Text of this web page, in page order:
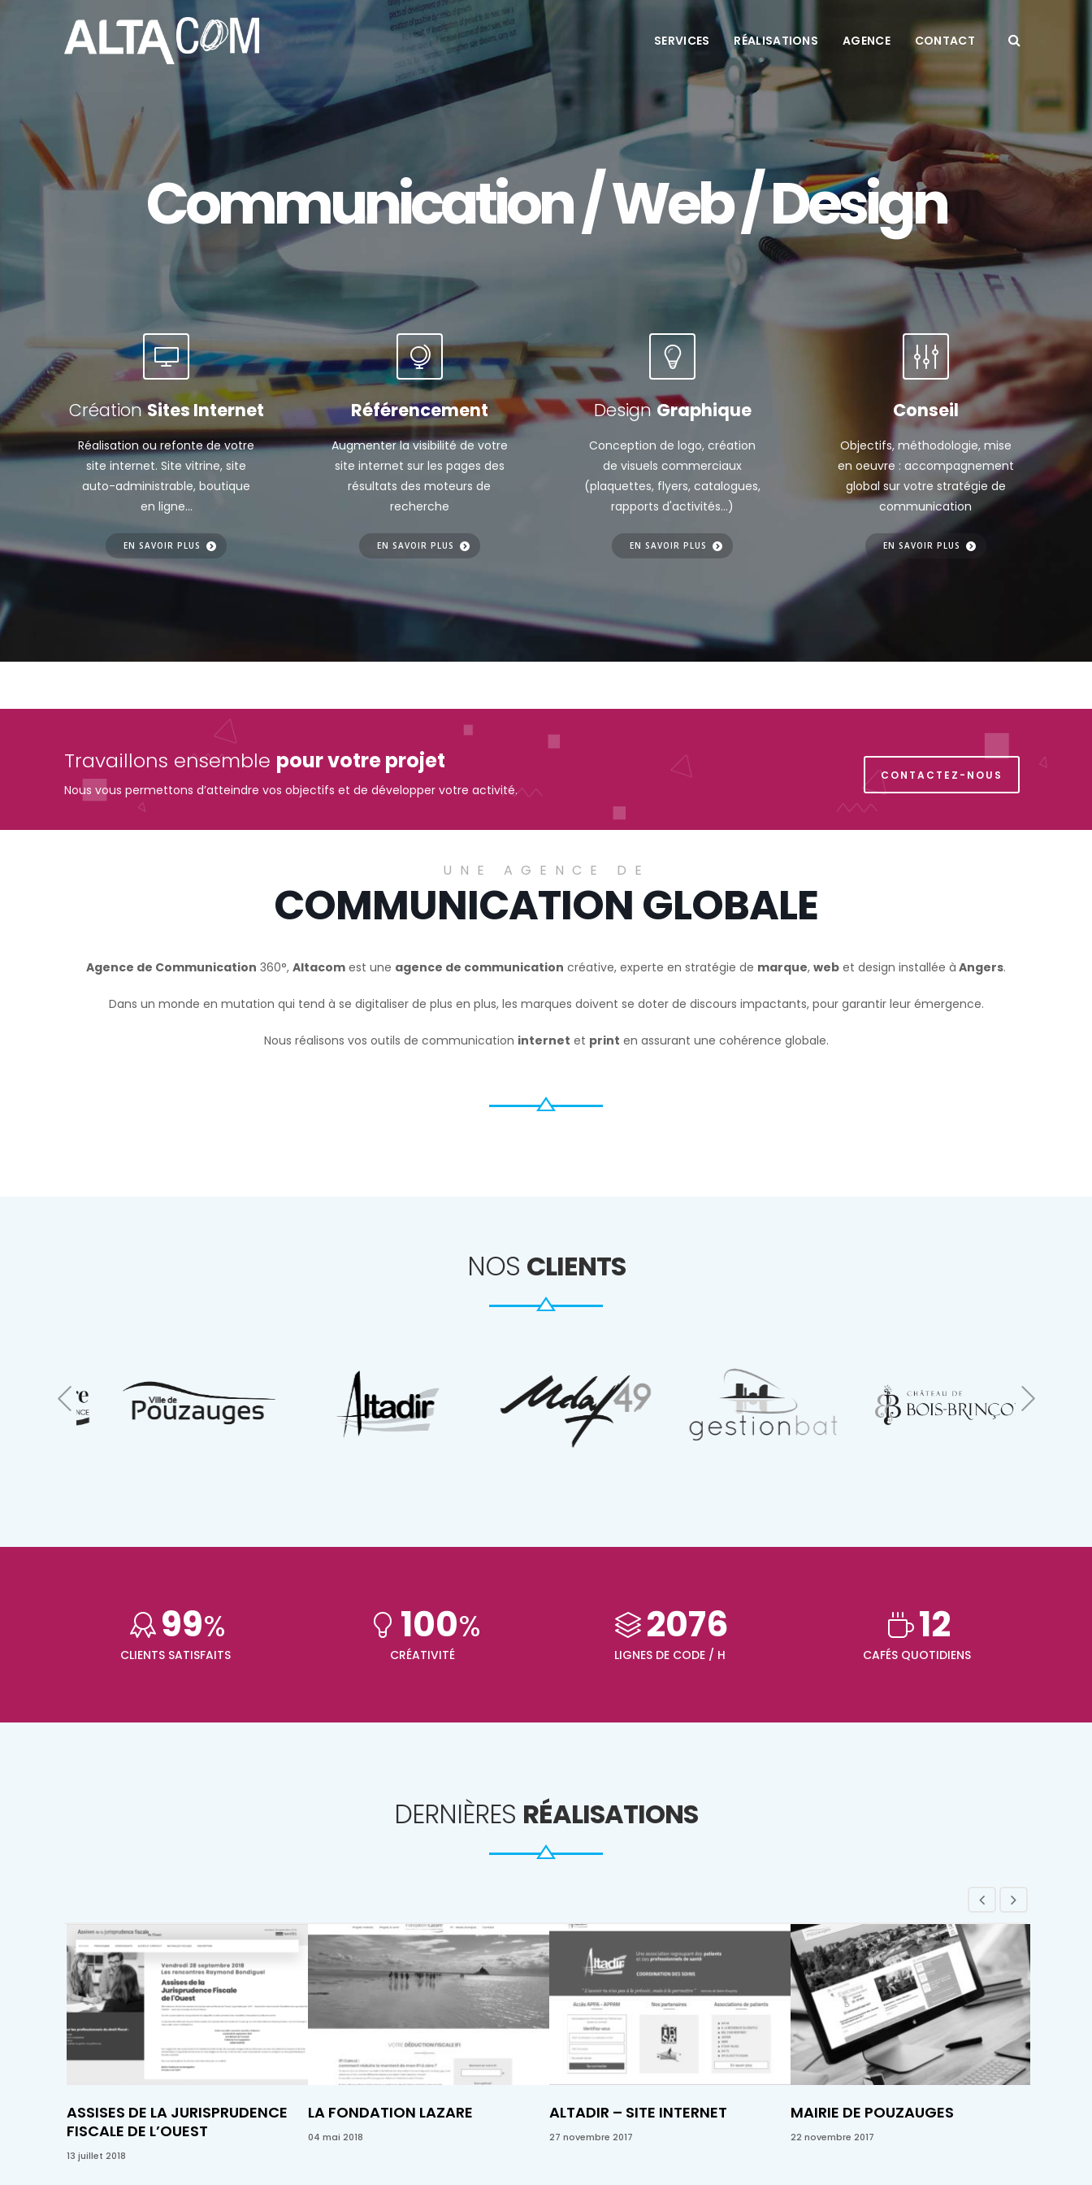
SERVICES RÉALISATIONS AGENCE CONTACT
Communication / Web / Design
CréationSites Internet
Réalisation ou refonte de votre
site internet. Site vitrine, site
auto-administrable, boutique
en ligne...
EN SAVOIR PLUS
Référencement
Augmenter la visibilité de votre
site internet sur les pages des
résultats des moteurs de
recherche
EN SAVOIR PLUS
Design Graphique
Conception de logo, création
de visuels commerciaux
(plaquettes, flyers, catalogues,
rapports d'activités...)
EN SAVOIR PLUS
Conseil
Objectifs, méthodologie, mise
en oeuvre : accompagnement
global sur votre stratégie de
communication
EN SAVOIR PLUS
Travaillons ensemble pour votre projet
Nous vous permettons d’atteindre vos objectifs et de développer votre activité.
CONTACTEZ-NOUS
UNE AGENCE DE
COMMUNICATION GLOBALE
Agence de Communication 360°, Altacom est une agence de communication créative, experte en stratégie de marque, web et design installée à Angers.
Dans un monde en mutation qui tend à se digitaliser de plus en plus, les marques doivent se doter de discours impactants, pour garantir leur émergence.
Nous réalisons vos outils de communication internet et print en assurant une cohérence globale.
NOS CLIENTS
99%
CLIENTS SATISFAITS
100%
CRÉATIVITÉ
2076
LIGNES DE CODE / H
12
CAFÉS QUOTIDIENS
DERNIÈRES RÉALISATIONS
ASSISES DE LA JURISPRUDENCE
FISCALE DE L’OUEST
13 juillet 2018
LA FONDATION LAZARE
04 mai 2018
ALTADIR – SITE INTERNET
27 novembre 2017
MAIRIE DE POUZAUGES
22 novembre 2017